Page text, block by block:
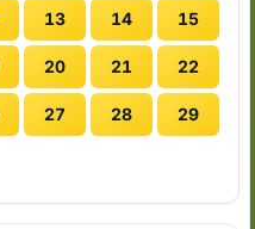
13 14 15
20 21 22
27 28 29